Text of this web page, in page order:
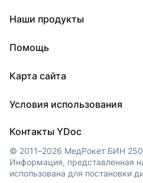
Цена только для пациентов
-10% на услуги в клиниках
на приёмы врачей.
О YDoc
Наши продукты
ПроТаблетки
МедТочка
Помощь
Регистрация врача
Карта сайта
Регионы
Клиники
Условия использования
Обработка персональных
Контакты YDoc
© 2011–2026 МедРокет БИН
Информация, представленная
использована для постановки